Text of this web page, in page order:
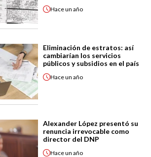
Haceun año
Eliminación de estratos: así
cambiarían los servicios
públicos y subsidios en el país
Haceun año
Alexander López presentó su
renuncia irrevocable como
director del DNP
Haceun año